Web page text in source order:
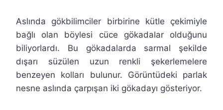
Aslında gökbilimciler birbirine kütle çekimiyle
bağlı olan böylesi cüce gökadalar olduğunu
biliyorlardı. Bu gökadalarda sarmal şekilde
dışarı süzülen uzun renkli şekerlemelere
benzeyen kolları bulunur. Görüntüdeki parlak
nesne aslında çarpışan iki gökadayı gösteriyor.